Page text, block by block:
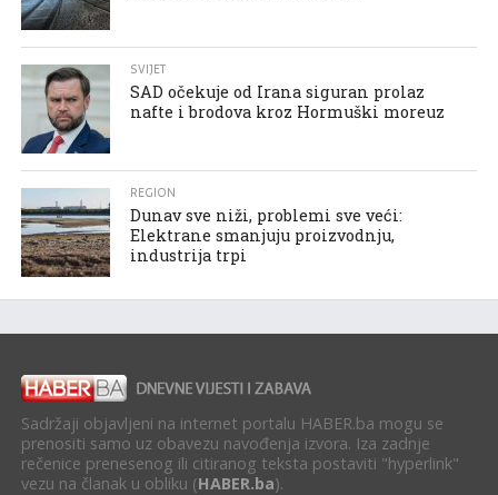
SVIJET
SAD očekuje od Irana siguran prolaz
nafte i brodova kroz Hormuški moreuz
REGION
Dunav sve niži, problemi sve veći:
Elektrane smanjuju proizvodnju,
industrija trpi
Sadržaji objavljeni na internet portalu HABER.ba mogu se
prenositi samo uz obavezu navođenja izvora. Iza zadnje
rečenice prenesenog ili citiranog teksta postaviti "hyperlink"
vezu na članak u obliku (HABER.ba).